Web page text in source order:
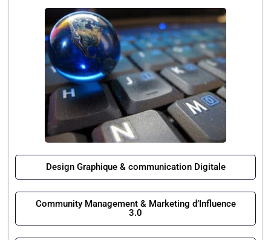
Design Graphique & communication Digitale
Community Management & Marketing d’Influence
3.0